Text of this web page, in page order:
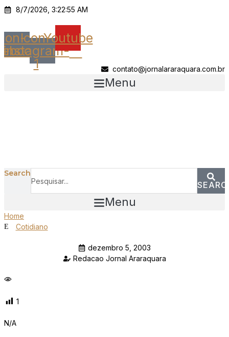
Ir
o
conteúdo
8/7/2026, 3:22:55 AM
Icon-
instagram-
1
Youtube
contato@jornalararaquara.com.br
Menu
Search
Menu
Home
Cotidiano
dezembro 5, 2003
Redacao Jornal Araraquara
1
N/A